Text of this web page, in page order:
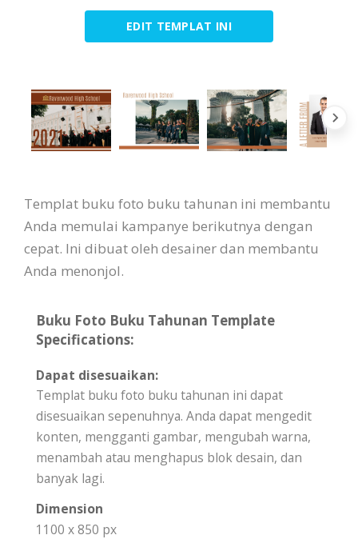
EDIT TEMPLAT INI
Templat buku foto buku tahunan ini membantu
Anda memulai kampanye berikutnya dengan
cepat. Ini dibuat oleh desainer dan membantu
Anda menonjol.
Buku Foto Buku Tahunan Template
Specifications:
Dapat disesuaikan:
Templat buku foto buku tahunan ini dapat
disesuaikan sepenuhnya. Anda dapat mengedit
konten, mengganti gambar, mengubah warna,
menambah atau menghapus blok desain, dan
banyak lagi.
Dimension
1100 x 850 px